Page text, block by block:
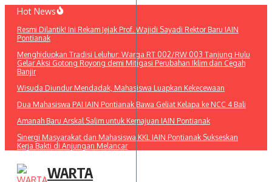
Lewati
konten
Hot News
Resmi Dilantik! Ini Rekam Jejak Prof. Wajidi Sayadi Rektor Baru IAIN
Pontianak
Menghidupkan Tradisi Leluhur: Warga RT 002/RW 003 Tanjung Hulu
Gelar Aksi Gotong Royong demi Mitigasi Perubahan Iklim dan Cegah
Banjir
Wisuda Diundur Mendadak, Mahasiswa Luapkan Kekecewaan
Dua Mahasiswa PAI IAIN Pontianak Bawa Geliat Kelapa ke NCC 4 Bali
Amanah Baru Arskal Salim untuk Kemajuan IAIN Pontianak
Sinergi Masyarakat dan Mahasiswa KKL IAIN Pontianak Sukseskan
Kerja Bakti di Anjungan Melancar
WARTA